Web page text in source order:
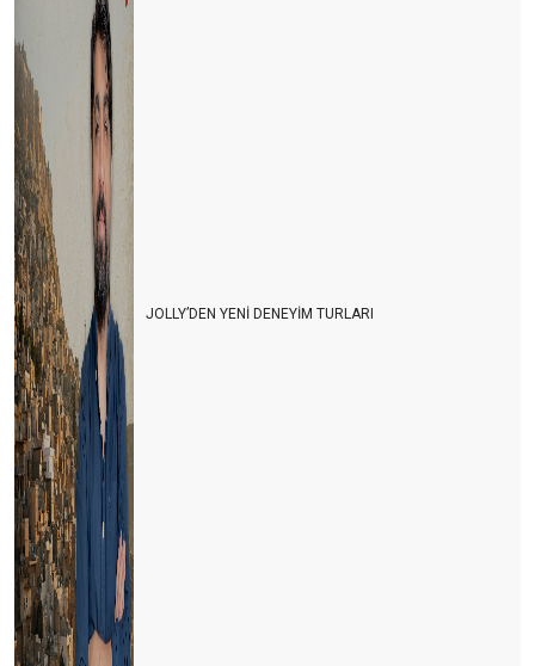
JOLLY’DEN YENİ DENEYİM TURLARI